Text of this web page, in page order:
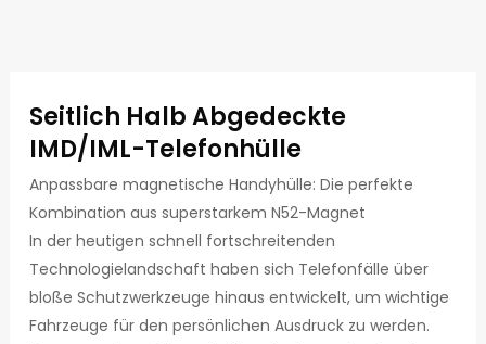
Seitlich Halb Abgedeckte
IMD/IML-Telefonhülle
Anpassbare magnetische Handyhülle: Die perfekte
Kombination aus superstarkem N52-Magnet
In der heutigen schnell fortschreitenden
Technologielandschaft haben sich Telefonfälle über
bloße Schutzwerkzeuge hinaus entwickelt, um wichtige
Fahrzeuge für den persönlichen Ausdruck zu werden.